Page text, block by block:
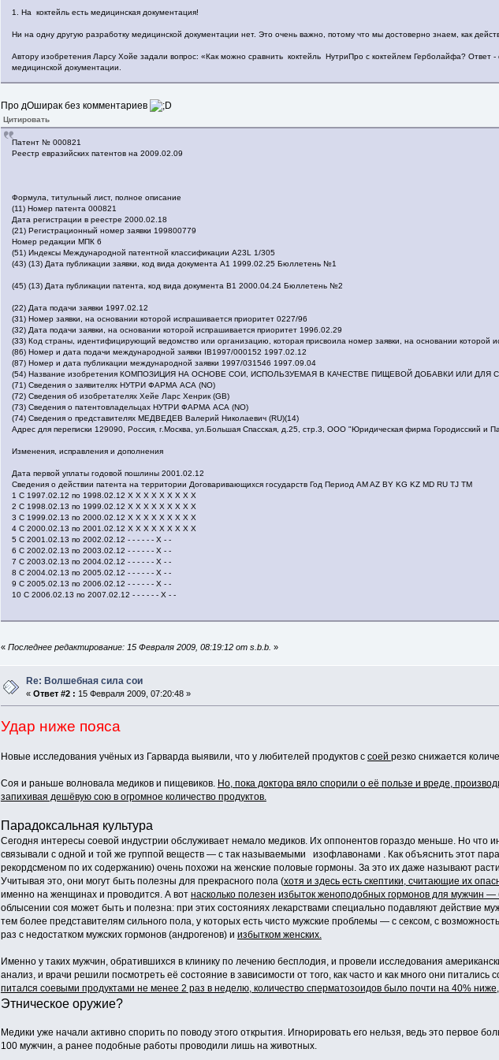
1. На коктейль есть медицинская документация!
Ни на одну другую разработку медицинской документации нет. Это очень важно, потому что мы достоверно знаем, как
Автору изобретения Ларсу Хойе задали вопрос: «Как можно сравнить коктейль НутриПро с коктейлем Герболайфа? Ответ
медицинской документации.
Про дОширак без комментариев
Цитировать
Патент № 000821
Реестр евразийских патентов на 2009.02.09
Формула, титульный лист, полное описание
(11) Номер патента 000821
Дата регистрации в реестре 2000.02.18
(21) Регистрационный номер заявки 199800779
Номер редакции МПК 6
(51) Индексы Международной патентной классификации A23L 1/305
(43) (13) Дата публикации заявки, код вида документа A1 1999.02.25 Бюллетень №1
(45) (13) Дата публикации патента, код вида документа B1 2000.04.24 Бюллетень №2
(22) Дата подачи заявки 1997.02.12
(31) Номер заявки, на основании которой испрашивается приоритет 0227/96
(32) Дата подачи заявки, на основании которой испрашивается приоритет 1996.02.29
(33) Код страны, идентифицирующий ведомство или организацию, которая присвоила номер заявки, на основании которой
(86) Номер и дата подачи международной заявки IB1997/000152 1997.02.12
(87) Номер и дата публикации международной заявки 1997/031546 1997.09.04
(54) Название изобретения КОМПОЗИЦИЯ НА ОСНОВЕ СОИ, ИСПОЛЬЗУЕМАЯ В КАЧЕСТВЕ ПИЩЕВОЙ ДОБАВКИ ИЛИ
(71) Сведения о заявителях НУТРИ ФАРМА АСА (NO)
(72) Сведения об изобретателях Хейе Ларс Хенрик (GB)
(73) Сведения о патентовладельцах НУТРИ ФАРМА АСА (NO)
(74) Сведения о представителях МЕДВЕДЕВ Валерий Николаевич (RU)(14)
Адрес для переписки 129090, Россия, г.Москва, ул.Большая Спасская, д.25, стр.3, ООО "Юридическая фирма Городисский и
Изменения, исправления и дополнения
Дата первой уплаты годовой пошлины 2001.02.12
Сведения о действии патента на территории Договаривающихся государств Год Период AM AZ BY KG KZ MD RU TJ TM
1 С 1997.02.12 по 1998.02.12 X X X X X X X X X
2 С 1998.02.13 по 1999.02.12 X X X X X X X X X
3 С 1999.02.13 по 2000.02.12 X X X X X X X X X
4 С 2000.02.13 по 2001.02.12 X X X X X X X X X
5 С 2001.02.13 по 2002.02.12 - - - - - - X - -
6 С 2002.02.13 по 2003.02.12 - - - - - - X - -
7 С 2003.02.13 по 2004.02.12 - - - - - - X - -
8 С 2004.02.13 по 2005.02.12 - - - - - - X - -
9 С 2005.02.13 по 2006.02.12 - - - - - - X - -
10 С 2006.02.13 по 2007.02.12 - - - - - - X - -
« Последнее редактирование: 15 Февраля 2009, 08:19:12 от s.b.b. »
Re: Волшебная сила сои
«Ответ #2 : 15 Февраля 2009, 07:20:48 »
Удар ниже пояса
Новые исследования учёных из Гарварда выявили, что у любителей продуктов с соей резко снижается
Соя и раньше волновала медиков и пищевиков. Но, пока доктора вяло спорили о её пользе и вреде,
запихивая дешёвую сою в огромное количество продуктов.
Парадоксальная культура
Сегодня интересы соевой индустрии обслуживает немало медиков. Их оппонентов гораздо меньше. Но что
связывали с одной и той же группой веществ — с так называемыми изофлавонами . Как объяснить этот
рекордсменом по их содержанию) очень похожи на женские половые гормоны. За это их даже называют
Учитывая это, они могут быть полезны для прекрасного пола (хотя и здесь есть скептики, считающие их
именно на женщинах и проводится. А вот насколько полезен избыток женоподобных гормонов для мужчин —
облысении соя может быть и полезна: при этих состояниях лекарствами специально подавляют действие
тем более представителям сильного пола, у которых есть чисто мужские проблемы — с сексом, с
раз с недостатком мужских гормонов (андрогенов) и избытком женских.
Именно у таких мужчин, обратившихся в клинику по лечению бесплодия, и провели исследования
анализ, и врачи решили посмотреть её состояние в зависимости от того, как часто и как много они питались
питался соевыми продуктами не менее 2 раз в неделю, количество сперматозоидов было почти на 40% ниже,
Этническое оружие?
Медики уже начали активно спорить по поводу этого открытия. Игнорировать его нельзя, ведь это первое
100 мужчин, а ранее подобные работы проводили лишь на животных.